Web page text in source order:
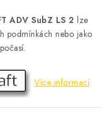
ADV SubZ LS 2 lze
podmínkách nebo jako
Více informací